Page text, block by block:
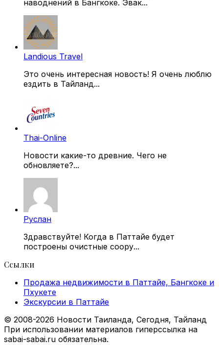
наводнений в Бангкоке. Эвак...
Landious Travel
Это очень интересная новость! Я очень люблю
ездить в Тайланд...
Thai-Online
Новости какие-то древние. Чего не
обновляете?...
Руслан
Здравствуйте! Когда в Паттайе будет
построены очистные соору...
Ссылки
Продажа недвижимости в Паттайе, Бангкоке и
Пхукете
Экскурсии в Паттайе
© 2008-2026 Новости Таиланда, Сегодня, Тайланд
При использовании материалов гиперссылка на
sabai-sabai.ru обязательна.